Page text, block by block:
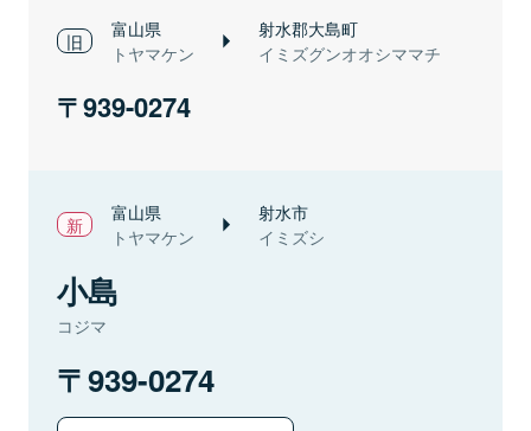
富山県
トヤマケン
射水郡大島町
イミズグンオオシママチ
939-0274
富山県
トヤマケン
射水市
イミズシ
小島
コジマ
939-0274